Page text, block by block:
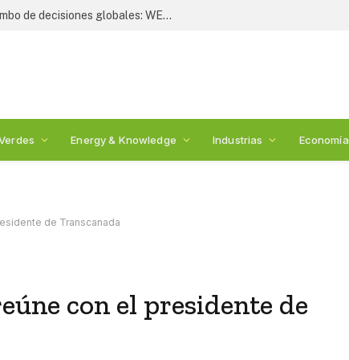
Liderazgo estratégico define el rumbo de decisiones globales: WESS 2026
Energy & Knowledge Industrias Economía
de Transcanada
con el presidente de